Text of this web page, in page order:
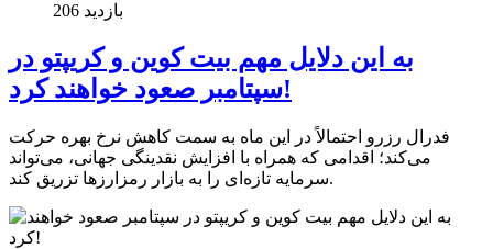
206 بازدید
به این دلایل مهم بیت کوین و کریپتو در
سپتامبر صعود خواهند کرد!
فدرال رزرو احتمالاً در این ماه به سمت کاهش نرخ بهره حرکت
می‌کند؛ اقدامی که همراه با افزایش نقدینگی جهانی، می‌تواند
سرمایه تازه‌ای را به بازار رمزارز‌ها تزریق کند.